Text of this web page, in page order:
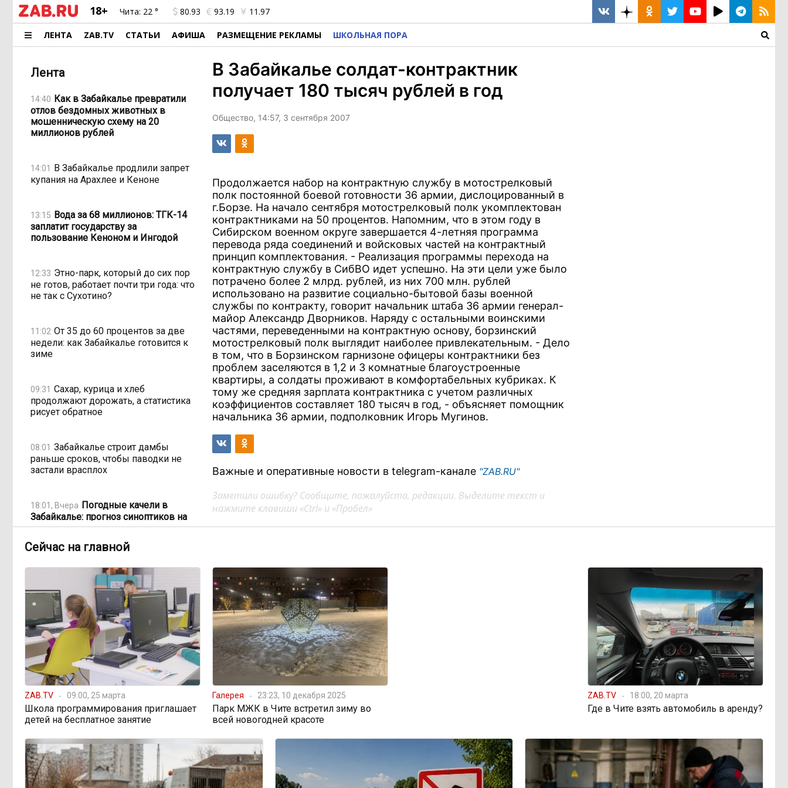
18+ Чита: 22 ° 80.93 93.19 11.97
ЛЕНТА ZAB.TV СТАТЬИ АФИША РАЗМЕЩЕНИЕ РЕКЛАМЫ ШКОЛЬНАЯ ПОРА
Лента
14:40 Как в Забайкалье превратили
отлов бездомных животных в
мошенническую схему на 20
миллионов рублей
14:01 В Забайкалье продлили запрет
купания на Арахлее и Кеноне
13:15 Вода за 68 миллионов: ТГК-14
заплатит государству за
пользование Кеноном и Ингодой
12:33 Этно-парк, который до сих пор
не готов, работает почти три года: что
не так с Сухотино?
11:02 От 35 до 60 процентов за две
недели: как Забайкалье готовится к
зиме
09:31 Сахар, курица и хлеб
продолжают дорожать, а статистика
рисует обратное
08:01 Забайкалье строит дамбы
раньше сроков, чтобы паводки не
застали врасплох
18:01, Вчера Погодные качели в
Забайкалье: прогноз синоптиков на
ближайшие выходные
возглавили рейтинг самых
высокооплачиваемых подработок
за смену в ДФО
15:02, Вчера
«Ждать некогда»:
жители подтопленного Угдана
просят технику, пока чиновники
разводят руками
13:44, Вчера Правительство РФ
легализует топливо стандарта
«Евро-2»
12:33, Вчера Власти: Забайкалье
переживает туристический бум
В Забайкалье солдат-контрактник
получает 180 тысяч рублей в год
Общество, 14:57, 3 сентября 2007
Продолжается набор на контрактную службу в мотострелковый
полк постоянной боевой готовности 36 армии, дислоцированный в
г.Борзе. На начало сентября мотострелковый полк укомплектован
контрактниками на 50 процентов. Напомним, что в этом году в
Сибирском военном округе завершается 4-летняя программа
перевода ряда соединений и войсковых частей на контрактный
принцип комплектования. - Реализация программы перехода на
контрактную службу в СибВО идет успешно. На эти цели уже было
потрачено более 2 млрд. рублей, из них 700 млн. рублей
использовано на развитие социально-бытовой базы военной
службы по контракту, говорит начальник штаба 36 армии генерал-
майор Александр Дворников. Наряду с остальными воинскими
частями, переведенными на контрактную основу, борзинский
мотострелковый полк выглядит наиболее привлекательным. - Дело
в том, что в Борзинском гарнизоне офицеры контрактники без
проблем заселяются в 1,2 и 3 комнатные благоустроенные
квартиры, а солдаты проживают в комфортабельных кубриках. К
тому же средняя зарплата контрактника с учетом различных
коэффициентов составляет 180 тысяч в год, - объясняет помощник
начальника 36 армии, подполковник Игорь Мугинов.
Важные и оперативные новости в telegram-канале "ZAB.RU"
Заметили ошибку? Сообщите, пожалуйста, редакции. Выделите текст и
нажмите клавиши «Ctrl» и «Пробел»
Сейчас на главной
ZAB.TV 09:00, 25 марта
Школа программирования приглашает
детей на бесплатное занятие
Галерея 23:23, 10 декабря 2025
Парк МЖК в Чите встретил зиму во
всей новогодней красоте
ZAB.TV 18:00, 20 марта
Где в Чите взять автомобиль в аренду?